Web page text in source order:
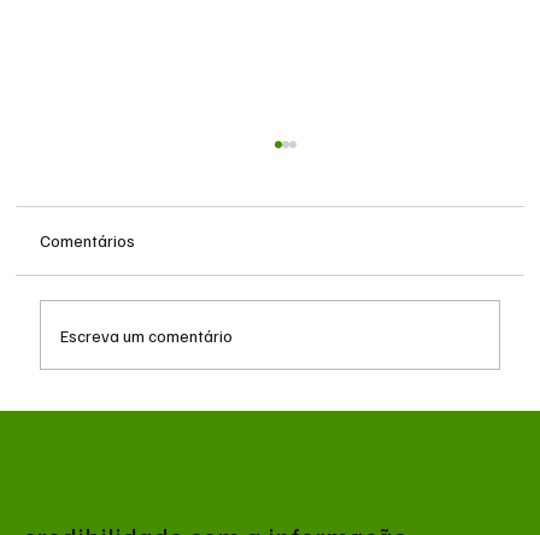
Comentários
Escreva um comentário